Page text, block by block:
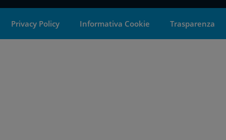
Privacy Policy Informativa Cookie Trasparenza